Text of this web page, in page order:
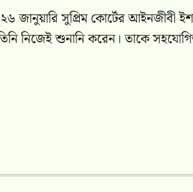
জানুয়ারি সুপ্রিম কোর্টের আইনজীবী
নিজেই শুনানি করেন। তাকে